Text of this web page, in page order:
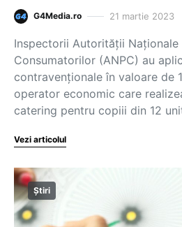
G4Media.ro 21 martie 2023
Inspectorii Autorităţii Naţionale
Consumatorilor (ANPC) au
contravenţionale în valoare de
operator economic care
catering pentru copiii din 12
Vezi articolul
Știri